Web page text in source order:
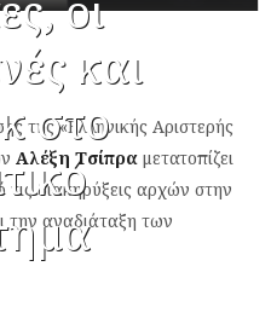
και
στο
της «Ελληνικής Αριστερής
Αλέξη Τσίπρα μετατοπίζει
διακηρύξεις αρχών στην
την αναδιάταξη των